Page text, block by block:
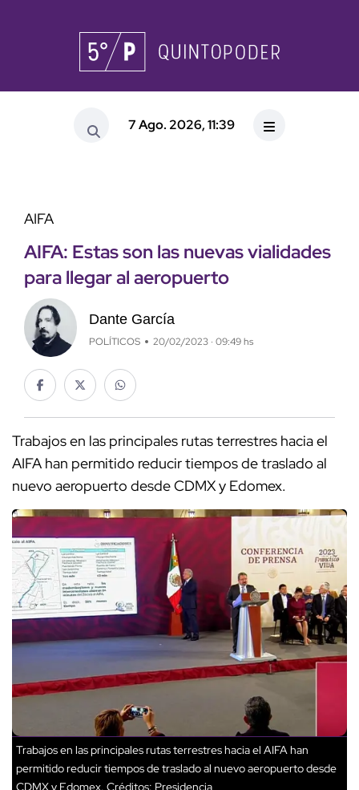
7 Ago. 2026, 11:39
AIFA
AIFA: Estas son las nuevas vialidades
para llegar al aeropuerto
Dante García
POLÍTICOS 20/02/2023 · 09:49 hs
Trabajos en las principales rutas terrestres hacia el
AIFA han permitido reducir tiempos de traslado al
nuevo aeropuerto desde CDMX y Edomex.
Trabajos en las principales rutas terrestres hacia el AIFA han
permitido reducir tiempos de traslado al nuevo aeropuerto desde
CDMX y Edomex. Créditos: Presidencia